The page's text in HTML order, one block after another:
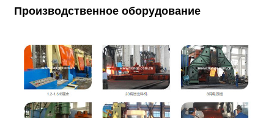
Производственное оборудование